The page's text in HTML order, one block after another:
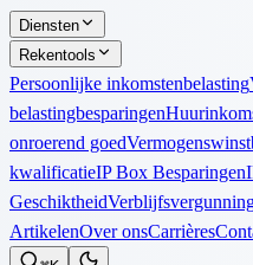
Diensten
Rekentools
Persoonlijke inkomstenbelasting
belastingbesparingen
onroerend goed
kwalificatieIP Box Besparingen
Geschiktheid
ArtikelenOver onsCarrières